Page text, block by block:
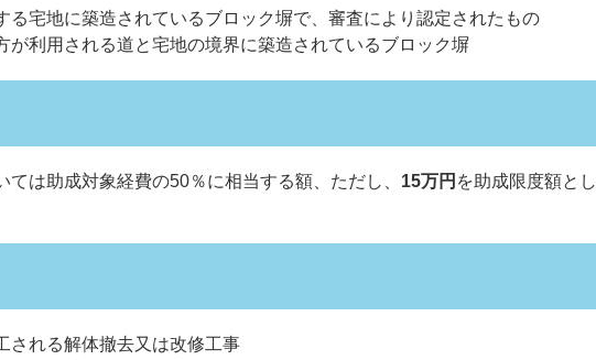
る宅地に築造されているブロック塀で、審査により認定されたもの
が利用される道と宅地の境界に築造されているブロック塀
ては助成対象経費の50％に相当する額、ただし、 15万円 を助成限度額とし
される解体撤去又は改修工事